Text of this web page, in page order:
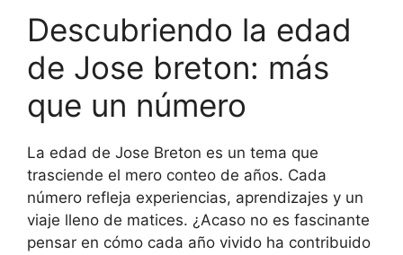
Descubriendo la edad
de Jose breton: más
que un número
La edad de Jose Breton es un tema que
trasciende el mero conteo de años. Cada
número refleja experiencias, aprendizajes y un
viaje lleno de matices. ¿Acaso no es fascinante
pensar en cómo cada año vivido ha contribuido